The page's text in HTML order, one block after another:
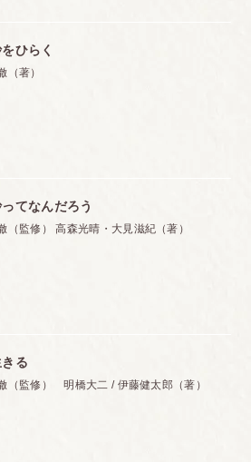
ひらく
（著）
てなんだろう
（監修） 高森光晴・大見滋紀（著）
る
（監修） 明橋大二 / 伊藤健太郎（著）